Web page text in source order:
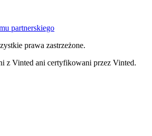
partnerskiego
prawa zastrzeżone.
z Vinted ani certyfikowani przez Vinted.